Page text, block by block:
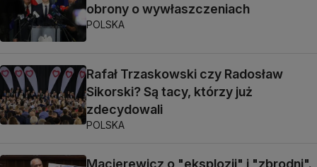
obrony o wywłaszczeniach
POLSKA
Rafał Trzaskowski czy Radosław
Sikorski? Są tacy, którzy już
zdecydowali
POLSKA
Macierewicz o "eksplozji" i "zbrodni".